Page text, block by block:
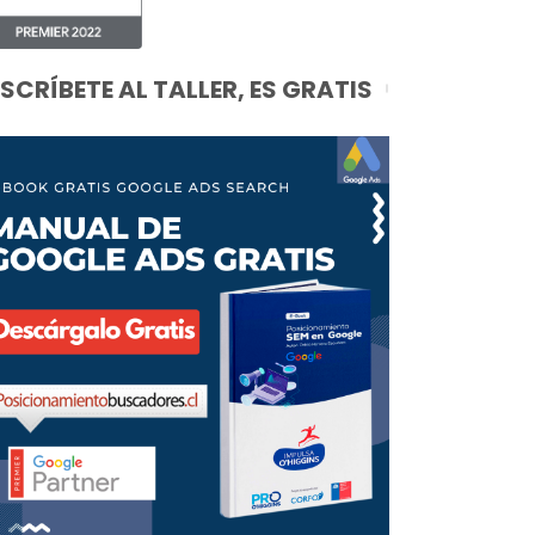
AL TALLER, ES GRATIS